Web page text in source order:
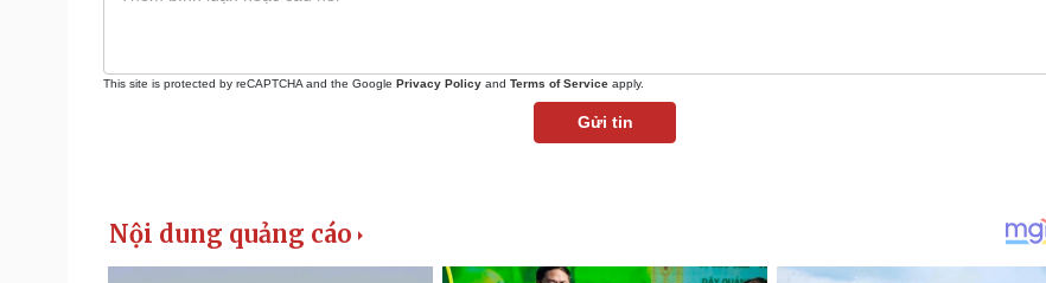
This site is protected by reCAPTCHA and the Google Privacy Policy and Terms of Service apply.
Gửi tin